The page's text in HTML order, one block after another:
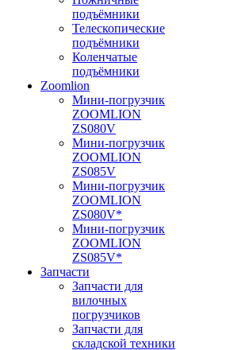
подъёмники
Телескопические
подъёмники
Коленчатые
подъёмники
Zoomlion
Мини-погрузчик
ZOOMLION
ZS080V
Мини-погрузчик
ZOOMLION
ZS085V
Мини-погрузчик
ZOOMLION
ZS080V*
Мини-погрузчик
ZOOMLION
ZS085V*
Запчасти
Запчасти для
вилочных
погрузчиков
Запчасти для
складской техники